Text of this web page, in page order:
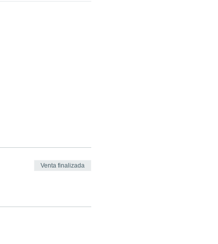
Venta finalizada